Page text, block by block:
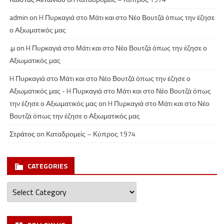
admin onH Πυρκαγιά στο Μάτι και στο Νέο Βουτζά όπως την έζησε
ο Αξιωματικός μας
.μ onH Πυρκαγιά στο Μάτι και στο Νέο Βουτζά όπως την έζησε ο
Αξιωματικός μας
H Πυρκαγιά στο Μάτι και στο Νέο Βουτζά όπως την έζησε ο
Αξιωματικός μας - H Πυρκαγιά στο Μάτι και στο Νέο Βουτζά όπως
την έζησε ο Αξιωματικός μας onH Πυρκαγιά στο Μάτι και στο Νέο
Βουτζά όπως την έζησε ο Αξιωματικός μας
Στράτος on Καταδρομείς – Κύπρος 1974
CATEGORIES
Categories